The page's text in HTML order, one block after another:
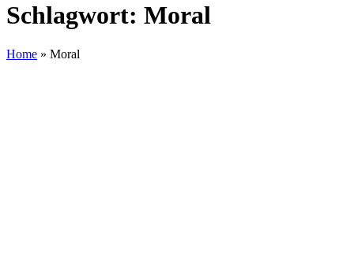
Schlagwort: Moral
Home » Moral